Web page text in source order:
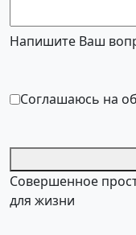
Напишите Ваш
Соглашаюсь на
Совершенное
для жизни